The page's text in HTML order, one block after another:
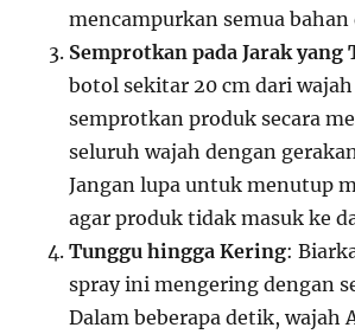
mencampurkan semua
Semprotkan pada Jarak yang
botol sekitar 20 cm dari
semprotkan produk secara
seluruh wajah dengan
Jangan lupa untuk menutup
agar produk tidak masuk ke
Tunggu hingga Kering:
spray ini mengering dengan
Dalam beberapa detik, wajah